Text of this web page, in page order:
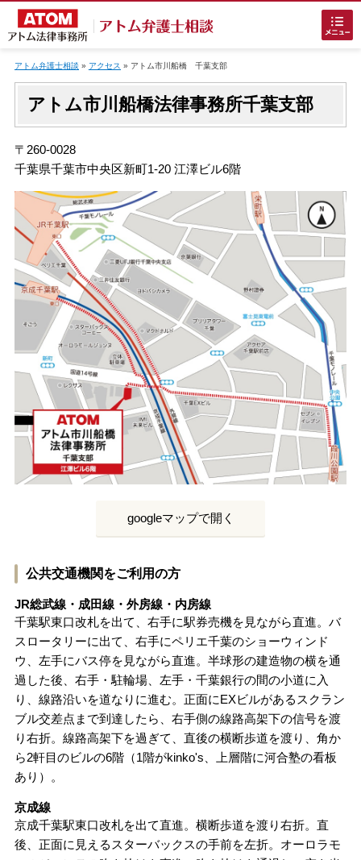
ホームに戻る
刑事事件 でお困りの方
刑事事件の無料相談
接見・面会を弁護士に依頼
刑事事件を示談で解決したい
アトムについて 知りたい方
アクセス
解決実績
ご依頼者からのお手紙
無料相談の口コミ評判
刑事事件について
刑事事件データベース
アトム弁護士相談 » アクセス » アトム市川船橋 千葉支部
アトム市川船橋法律事務所千葉支部
〒260-0028
千葉県千葉市中央区新町1-20 江澤ビル6階
googleマップで開く
公共交通機関をご利用の方
JR総武線・成田線・外房線・内房線
千葉駅東口改札を出て、右手に駅券売機を見ながら直進。バ
スロータリーに出て、右手にペリエ千葉のショーウィンド
ウ、左手にバス停を見ながら直進。半球形の建造物の横を通
過した後、右手・駐輪場、左手・千葉銀行の間の小道に入
り、線路沿いを道なりに進む。正面にEXビルがあるスクラン
ブル交差点まで到達したら、右手側の線路高架下の信号を渡
り右折。線路高架下を過ぎて、直後の横断歩道を渡り、角か
ら2軒目のビルの6階（1階がkinko's、上層階に河合塾の看板
あり）。
京成線
京成千葉駅東口改札を出て直進。横断歩道を渡り右折。直
後、正面に見えるスターバックスの手前を左折。オーロラモ